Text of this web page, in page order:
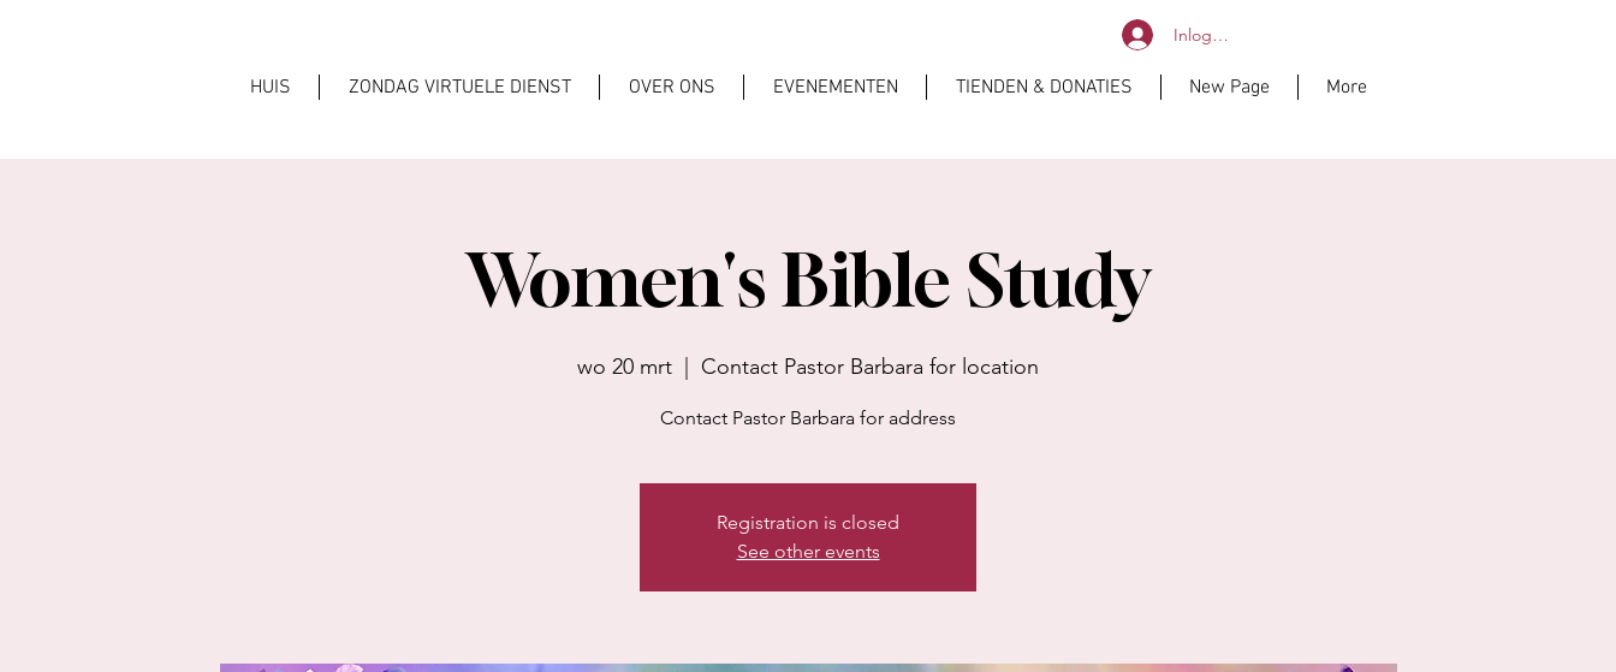
Inloggen
HUIS ZONDAG VIRTUELE DIENST OVER ONS EVENEMENTEN TIENDEN & DONATIES New Page More
Women's Bible Study
wo 20 mrt Contact Pastor Barbara for location
Contact Pastor Barbara for address
Registration is closed
See other events